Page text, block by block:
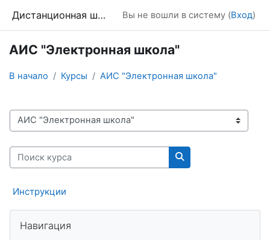
Дистанционная школа Вы не вошли в систему (Вход)
АИС "Электронная школа"
В начало Курсы АИС "Электронная школа"
Категории курсов
Поиск курса
Поиск курса
Инструкции
Блоки
Навигация